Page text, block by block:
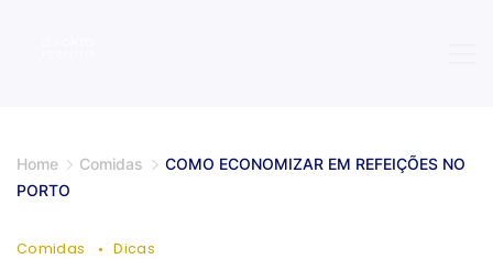
Porto
Perfeito
Home Comidas
COMO ECONOMIZAR EM REFEIÇÕES NO
PORTO
Comidas Dicas